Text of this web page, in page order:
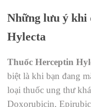
Những lưu ý khi
Hylecta
Thuốc Herceptin
biệt là khi bạn đang
loại thuốc ung thư
Doxorubicin,